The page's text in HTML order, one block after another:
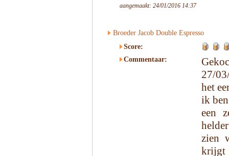
aangemaakt: 24/01/2016 14:37
Broeder Jacob Double Espresso
Score:
Commentaar:
27/
het
ik
een
zien
krijgt